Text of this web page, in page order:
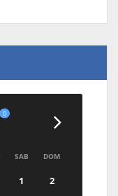
0
SAB DOM
1
2